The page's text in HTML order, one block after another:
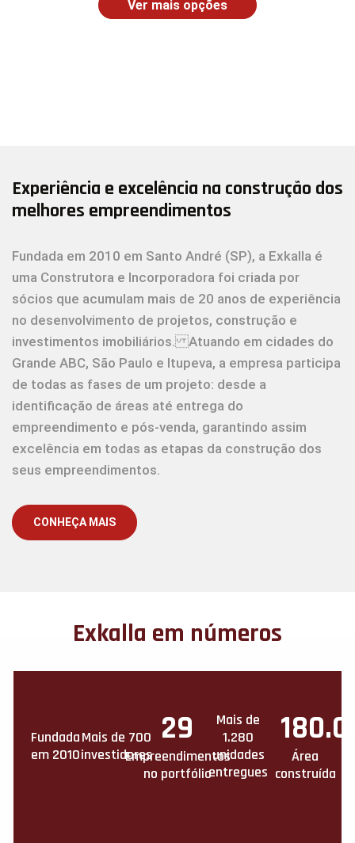
Ver mais opções
Experiência e excelência na construção dos
melhores empreendimentos
Fundada em 2010 em Santo André (SP), a Exkalla é
uma Construtora e Incorporadora foi criada por
sócios que acumulam mais de 20 anos de experiência
no desenvolvimento de projetos, construção e
investimentos imobiliários. Atuando em cidades do
Grande ABC, São Paulo e Itupeva, a empresa participa
de todas as fases de um projeto: desde a
identificação de áreas até entrega do
empreendimento e pós-venda, garantindo assim
excelência em todas as etapas da construção dos
seus empreendimentos.
CONHEÇA MAIS
Exkalla em números
Fundada
em 2010
Mais de 700
investidores
29
Empreendimentos
no portfólio
Mais de
1.280
unidades
entregues
Área
construída